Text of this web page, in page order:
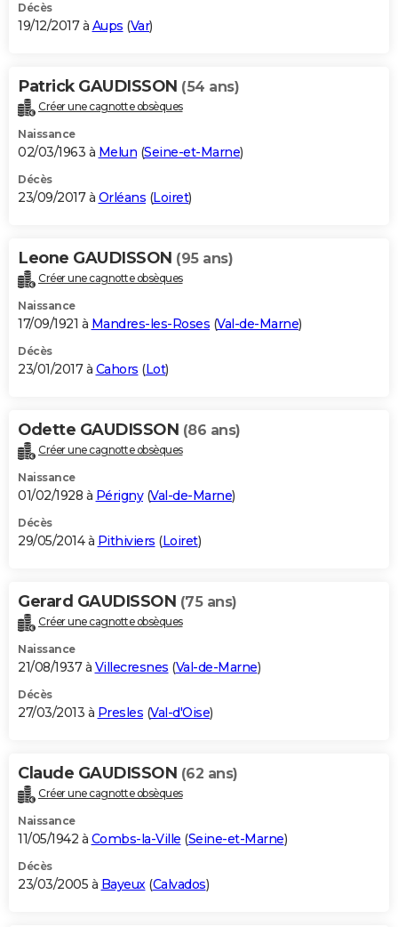
Décès
19/12/2017 à Aups (Var)
Patrick GAUDISSON (54 ans)
Créer une cagnotte obsèques
Naissance
02/03/1963 à Melun (Seine-et-Marne)
Décès
23/09/2017 à Orléans (Loiret)
Leone GAUDISSON (95 ans)
Créer une cagnotte obsèques
Naissance
17/09/1921 à Mandres-les-Roses (Val-de-Marne)
Décès
23/01/2017 à Cahors (Lot)
Odette GAUDISSON (86 ans)
Créer une cagnotte obsèques
Naissance
01/02/1928 à Périgny(Val-de-Marne)
Décès
29/05/2014 à Pithiviers (Loiret)
Gerard GAUDISSON (75 ans)
Créer une cagnotte obsèques
Naissance
21/08/1937 à Villecresnes (Val-de-Marne)
Décès
27/03/2013 à Presles (Val-d'Oise)
Claude GAUDISSON (62 ans)
Créer une cagnotte obsèques
Naissance
11/05/1942 à Combs-la-Ville (Seine-et-Marne)
Décès
23/03/2005 à Bayeux(Calvados)